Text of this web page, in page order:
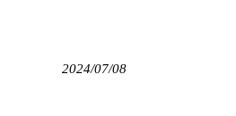
2024/07/08